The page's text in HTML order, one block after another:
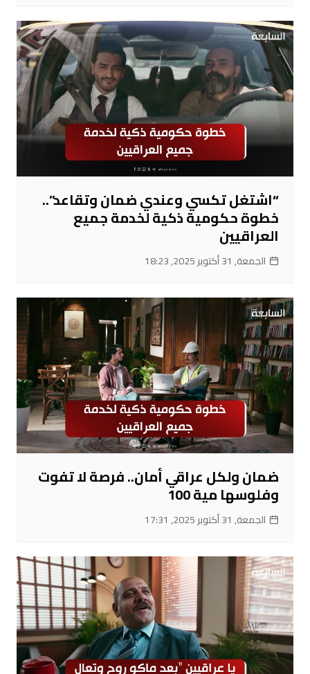
“اشتغل تكسي وعندي ضمان وتقاعد”..
خطوة حكومية ذكية لخدمة جميع
العراقيين
الجمعة, 31 أكتوبر 2025, 18:23
ضمان ولكل عراقي أمان.. فرصة لا تفوت
وفلوسها مية 100
الجمعة, 31 أكتوبر 2025, 17:31